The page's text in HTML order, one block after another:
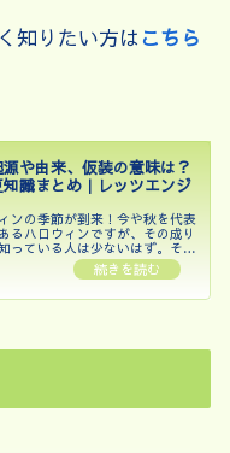
知りたい方はこちら
源や由来、仮装の意味は？
識まとめ｜レッツエンジ
ンの季節が到来！今や秋を代表
るハロウィンですが、その成り
っている人は少ないはず。そこ
ィンをもっと楽しむための豆知
ます。さらに、2025年のハ...